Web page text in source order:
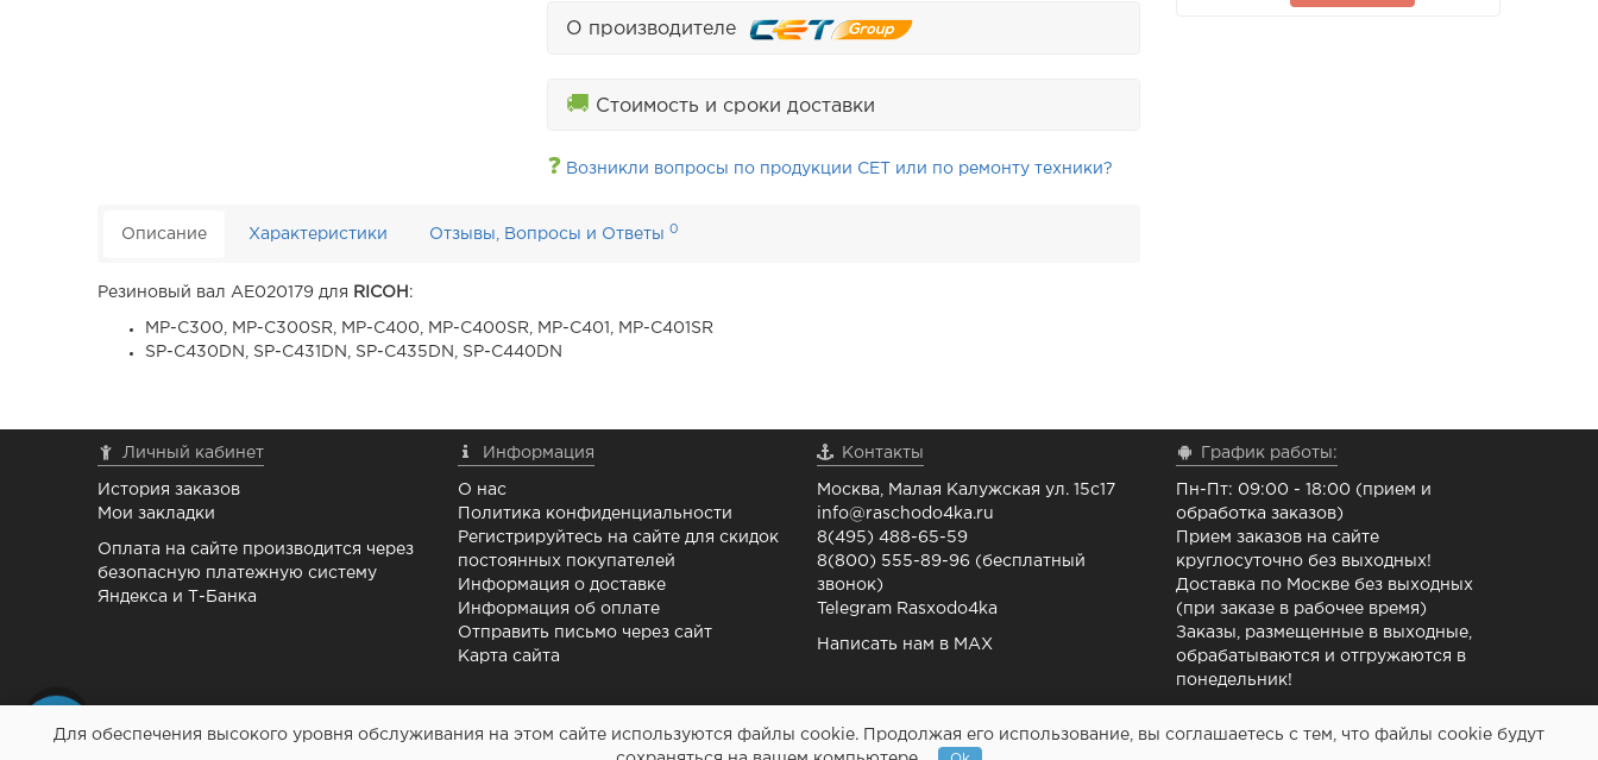
О производителе
🚚 Стоимость и сроки доставки
❓ Возникли вопросы по продукции CET или по ремонту техники?
Описание Характеристики Отзывы, Вопросы и Ответы0
Резиновый вал AE020179 для RICOH :
MP-C300, MP-C300SR, MP-C400, MP-C400SR, MP-C401, MP-C401SR
SP-C430DN, SP-C431DN, SP-C435DN, SP-C440DN
Личный кабинет
История заказов
Мои закладки
Оплата на сайте производится через
безопасную платежную систему
Яндекса и Т-Банка
Информация
О нас
Политика конфиденциальности
Регистрируйтесь на сайте для скидок
постоянных покупателей
Информация о доставке
Информация об оплате
Отправить письмо через сайт
Карта сайта
Контакты
Москва, Малая Калужская ул. 15с17
info@raschodo4ka.ru
8(495) 488-65-59
8(800) 555-89-96 (бесплатный
звонок)
Telegram Rasxodo4ka
Написать нам в MAX
График работы:
Пн-Пт: 09:00 - 18:00 (прием и
обработка заказов)
Прием заказов на сайте
круглосуточно без выходных!
Доставка по Москве без выходных
(при заказе в рабочее время)
Заказы, размещенные в выходные,
обрабатываются и отгружаются в
понедельник!
Картриджи и все для ремонта принтеров - Расходочка.рф 2013-2026 (c)
Для обеспечения высокого уровня обслуживания на этом сайте используются файлы cookie. Продолжая его использование, вы соглашаетесь с тем, что файлы cookie будут